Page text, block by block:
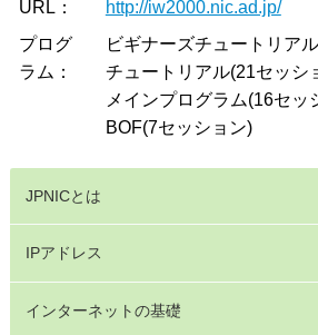
URL：
http://iw2000.nic.ad.jp/
プログ
ラム：
ビギナーズチュートリア
チュートリアル(21セッシ
メインプログラム(16セッ
BOF(7セッション)
JPNICとは
IPアドレス
インターネットの基礎